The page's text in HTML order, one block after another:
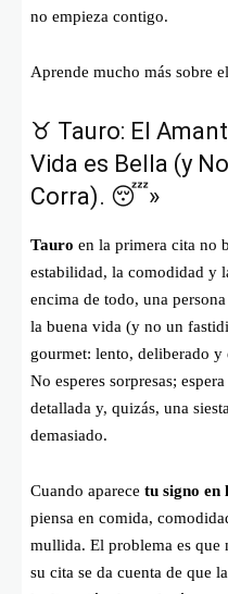
no empieza contigo.
Aprende mucho más sobre el
♉ Tauro: El
Vida es Bella (y
Corra). 😴»
Tauro en la primera cita no
estabilidad, la comodidad y
encima de todo, una
la buena vida (y no un
gourmet: lento, deliberado
No esperes sorpresas;
detallada y, quizás, una
demasiado.
Cuando aparece tu signo
piensa en comida,
mullida. El problema es que
su cita se da cuenta de que